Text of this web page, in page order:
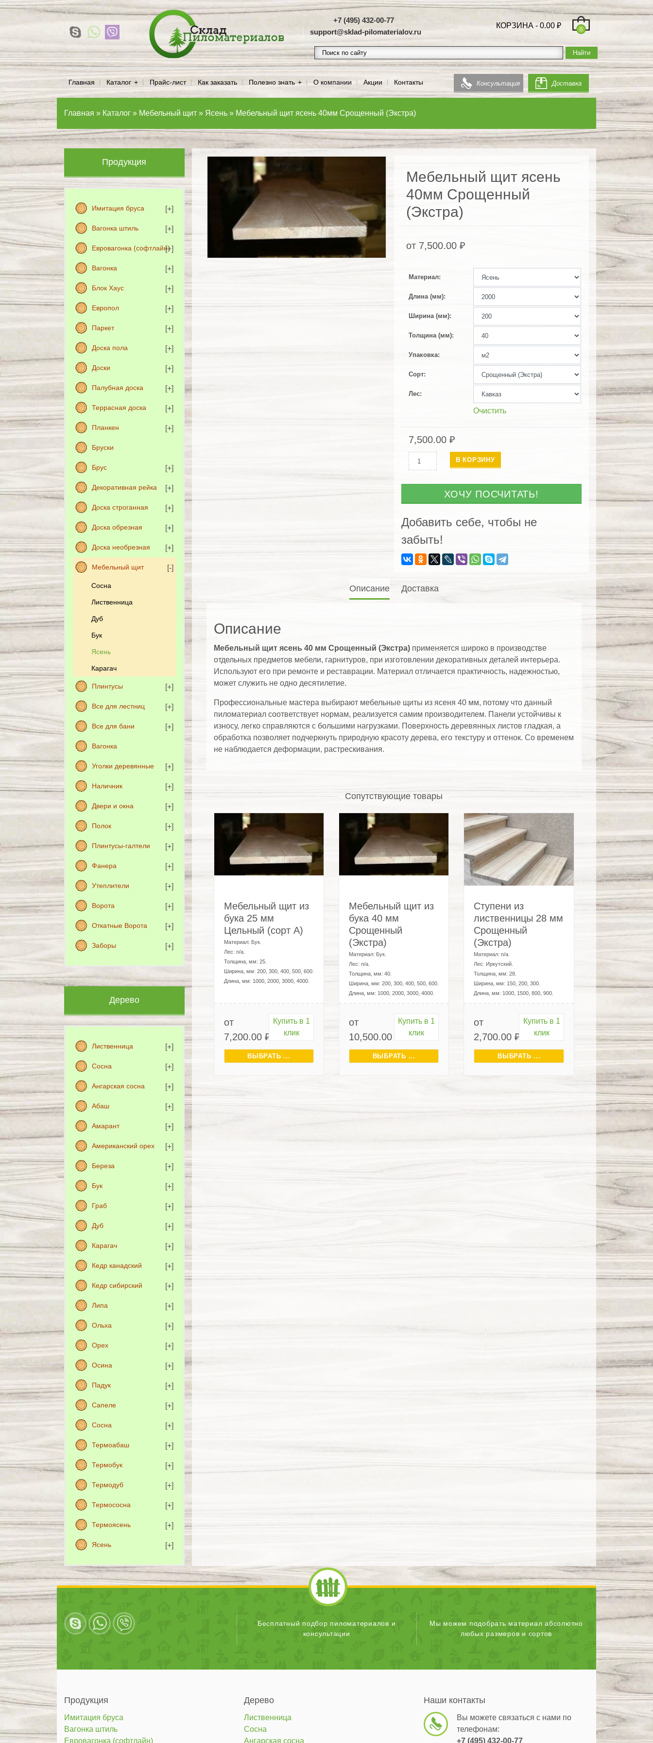
+7 (495) 432-00-77
support@sklad-pilomaterialov.ru
КОРЗИНА - 0.00 ₽ 0
Главная Каталог Прайс-лист Как заказать Полезно знать О компании Акции Контакты Доставка
Консультация
Главная » Каталог » Мебельный щит » Ясень » Мебельный щит ясень 40мм Срощенный (Экстра)
Продукция
Имитация бруса
Вагонка штиль
Евровагонка (софтлайн)
Вагонка
Блок Хаус
Европол
Паркет
Доска пола
Доски
Палубная доска
Террасная доска
Планкен
Бруски
Брус
Декоративная рейка
Доска строганная
Доска обрезная
Доска необрезная
Мебельный щит
Сосна
Лиственница
Дуб
Бук
Ясень
Карагач
Плинтусы
Все для лестниц
Все для бани
Вагонка
Уголки деревянные
Наличник
Двери и окна
Полок
Плинтусы-галтели
Фанера
Утеплители
Ворота
Откатные Ворота
Заборы
Дерево
Лиственница
Сосна
Ангарская сосна
Абаш
Амарант
Американский орех
Береза
Бук
Граб
Дуб
Карагач
Кедр канадский
Кедр сибирский
Липа
Ольха
Орех
Осина
Падук
Сапеле
Сосна
Термоабаш
Термобук
Термодуб
Термососна
Термоясень
Ясень
Мебельный щит ясень
40мм Срощенный
(Экстра)
от 7,500.00 ₽
Материал
Длина (мм)
Ширина (мм)
Толщина (мм)
Упаковка
Сорт
Лес
Очистить
7,500.00 ₽
Количество
Мебельный
40мм
(Экстра)
В КОРЗИНУ
ХОЧУ ПОСЧИТАТЬ!
Добавить себе, чтобы не
забыть!
Описание Доставка
Описание
Мебельный щит ясень 40 мм Срощенный (Экстра)применяется широко в производстве
отдельных предметов мебели, гарнитуров, при изготовлении декоративных деталей интерьера.
Используют его при ремонте и реставрации. Материал отличается практичность, надежностью,
может служить не одно десятилетие.
Профессиональные мастера выбирают мебельные щиты из ясеня 40 мм, потому что данный
пиломатериал соответствует нормам, реализуется самим производителем. Панели устойчивы к
износу, легко справляются с большими нагрузками. Поверхность деревянных листов гладкая, а
обработка позволяет подчеркнуть природную красоту дерева, его текстуру и оттенок. Со временем
не наблюдается деформации, растрескивания.
Сопутствующие товары
Мебельный щит из
бука 25 мм
Цельный (сорт А)
Материал: Бук.
Лес: n/a.
Толщина, мм: 25.
Ширина, мм: 200, 300, 400, 500, 600.
Длина, мм: 1000, 2000, 3000, 4000.
от
7,200.00 ₽
Купить в 1
клик
ВЫБРАТЬ ...
Мебельный щит из
бука 40 мм
Срощенный
(Экстра)
Материал: Бук.
Лес: n/a.
Толщина, мм: 40.
Ширина, мм: 200, 300, 400, 500, 600.
Длина, мм: 1000, 2000, 3000, 4000.
от
10,500.00
Купить в 1
клик
ВЫБРАТЬ ...
Ступени из
лиственницы 28 мм
Срощенный
(Экстра)
Материал:n/a
Лес: Иркутский
Толщина, мм:28
Ширина, мм: 150, 200, 300
Длина, мм: 1000, 1500, 800, 900
от
2,700.00₽
Купить в 1
клик
ВЫБРАТЬ ...
Бесплатный подбор пиломатериалов и
консультации
Мы можем подобрать материал абсолютно
любых размеров и сортов
Продукция
Имитация бруса
Вагонка штиль
Евровагонка (софтлайн)
Дерево
Лиственница
Сосна
Ангарская сосна
Наши контакты
Вы можете связаться с нами по
телефонам:
+7 (495) 432-00-77